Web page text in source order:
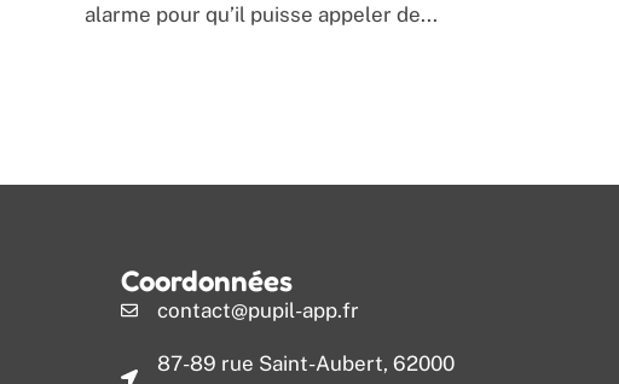
alarme pour qu’il puisse appeler de...
Coordonnées
contact@pupil-app.fr
87-89 rue Saint-Aubert, 62000